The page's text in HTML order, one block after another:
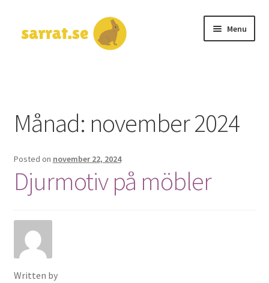
to
to
Menu
Månad: november 2024
Posted on november 22, 2024
Djurmotiv på möbler
Written by